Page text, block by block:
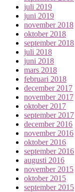
juli 2019
juni 2019
november 2018
oktober 2018
september 2018
juli 2018
juni 2018
mars 2018
februari 2018
december 2017
november 2017
oktober 2017
september 2017
december 2016
november 2016
oktober 2016
september 2016
augusti 2016
november 2015
oktober 2015
september 2015